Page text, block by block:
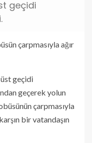
geçidi
çarpmasıyla ağır
üst geçidi
geçerek yolun
çarpmasıyla
bir vatandaşın